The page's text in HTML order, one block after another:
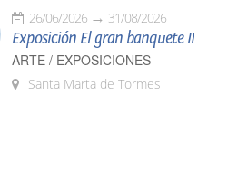
26/06/2026 31/08/2026
Exposición El gran banquete II
ARTE / EXPOSICIONES
Santa Marta de Tormes